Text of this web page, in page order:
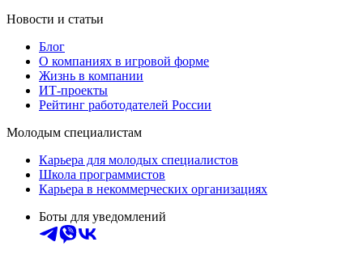
Новости и статьи
Блог
О компаниях в игровой форме
Жизнь в компании
ИТ-проекты
Рейтинг работодателей России
Молодым специалистам
Карьера для молодых специалистов
Школа программистов
Карьера в некоммерческих организациях
Боты для уведомлений